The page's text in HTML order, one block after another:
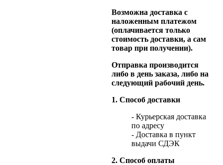
Возможна доставка с
наложенным платежом
(оплачивается только
стоимость доставки, а сам
товар при получении).
Отправка производится
либо в день заказа, либо на
следующий рабочий день.
1. Способ доставки
- Курьерская доставка
по адресу
- Доставка в пункт
выдачи СДЭК
2. Способ оплаты